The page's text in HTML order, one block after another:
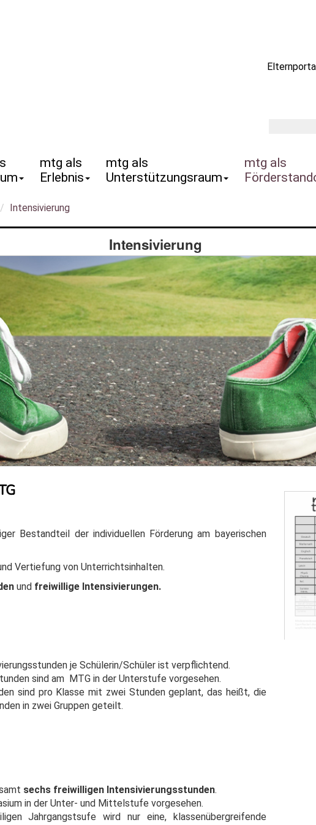
Erlebnis Unterstützungsraum
Intensivierung
Intensivierung
Bestandteil der individuellen Förderung am bayerischen
Vertiefung von Unterrichtsinhalten.
und freiwillige Intensivierungen.
je Schülerin/Schüler ist verpflichtend.
sind am MTG in der Unterstufe vorgesehen.
sind pro Klasse mit zwei Stunden geplant, das heißt, die
in zwei Gruppen geteilt.
sechs freiwilligen Intensivierungsstunden.
in der Unter- und Mittelstufe vorgesehen.
Jahrgangstsufe wird nur eine, klassenübergreifende